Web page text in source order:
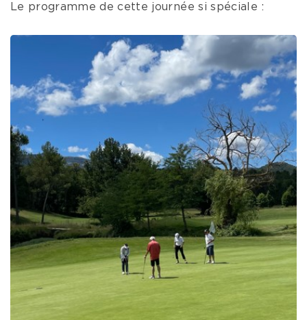
Le programme de cette journée si spéciale :